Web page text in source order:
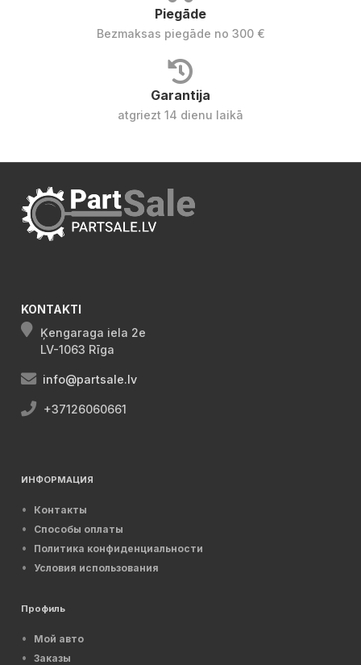
Piegāde
Bezmaksas piegāde no 300 €
Garantija
atgriezt 14 dienu laikā
KONTAKTI
Ķengaraga iela 2e
LV-1063 Rīga
info@partsale.lv
+37126060661
ИНФОРМАЦИЯ
Контакты
Способы оплаты
Политика конфиденциальности
Условия использования
Профиль
Мой авто
Заказы